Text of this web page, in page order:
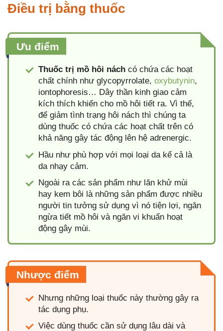
Điều trị bằng thuốc
Ưu điểm
Thuốc trị mồ hôi nách có chứa các hoạt
chất chính như glycopyrrolate, oxybutynin,
iontophoresis… Dây thần kinh giao cảm
kích thích khiến cho mồ hôi tiết ra. Vì thế,
để giảm tình trạng hôi nách thì chúng ta
dùng thuốc có chứa các hoạt chất trên có
khả năng gây tác động lên hệ adrenergic.
Hầu như phù hợp với mọi loại da kể cả là
da nhạy cảm.
Ngoài ra các sản phẩm như lăn khử mùi
hay kem bôi là những sản phẩm được nhiều
người tin tưởng sử dụng vì nó tiện lợi, ngăn
ngừa tiết mồ hôi và ngăn vi khuẩn hoạt
động gây mùi.
Nhược điểm
Nhưng những loại thuốc này thường gây ra
tác dụng phụ.
Việc dùng thuốc cần sử dụng lâu dài và